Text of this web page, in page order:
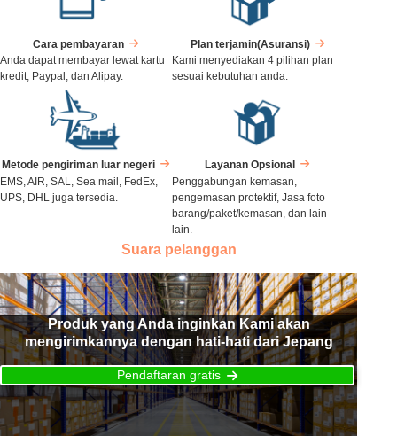
Cara pembayaran
Anda dapat membayar lewat kartu
kredit, Paypal, dan Alipay.
Plan terjamin(Asuransi)
Kami menyediakan 4 pilihan plan
sesuai kebutuhan anda.
Metode pengiriman luar negeri
EMS, AIR, SAL, Sea mail, FedEx,
UPS, DHL juga tersedia.
Layanan Opsional
Penggabungan kemasan,
pengemasan protektif, Jasa foto
barang/paket/kemasan, dan lain-
lain.
Suara pelanggan
Produk yang Anda inginkan Kami akan
mengirimkannya dengan hati-hati dari Jepang
Pendaftaran gratis